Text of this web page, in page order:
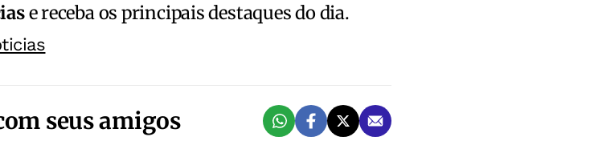
e receba os principais destaques do dia.
seus amigos